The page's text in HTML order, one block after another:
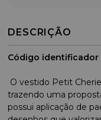
DESCRIÇÃO
Código identificador
O vestido Petit
trazendo uma
possui aplicação de